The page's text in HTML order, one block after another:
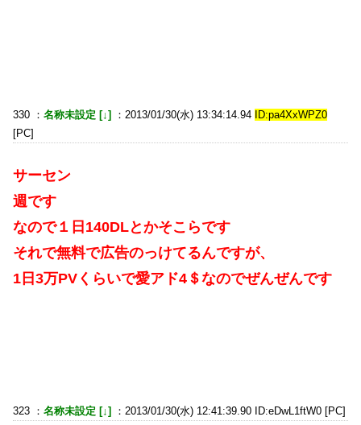
330 ： 名称未設定 [↓] ：2013/01/30(水) 13:34:14.94
ID:pa4XxWPZ0
[PC]
サーセン
週です
なので１日140DLとかそこらです
それで無料で広告のっけてるんですが、
1日3万PVくらいで愛アド4＄なのでぜんぜんです
323 ： 名称未設定 [↓] ：2013/01/30(水) 12:41:39.90 ID:eDwL1ftW0 [PC]